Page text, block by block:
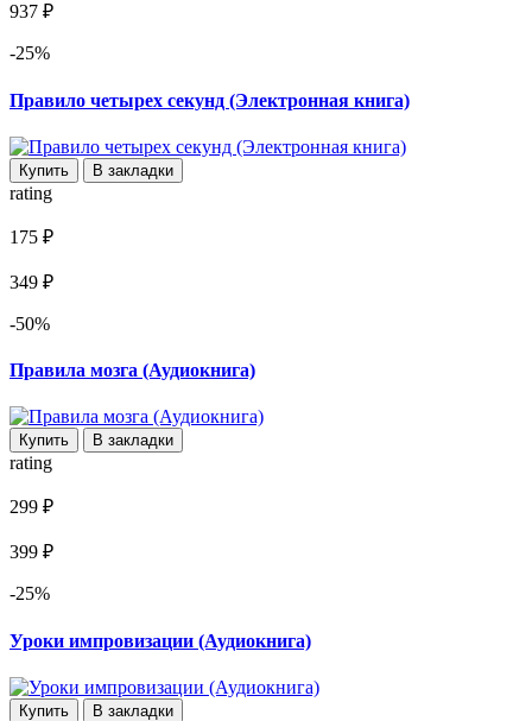
937 ₽
-25%
Правило четырех секунд (Электронная книга)
Купить В закладки
rating
175 ₽
349 ₽
-50%
Правила мозга (Аудиокнига)
Купить В закладки
rating
299 ₽
399 ₽
-25%
Уроки импровизации (Аудиокнига)
Купить В закладки